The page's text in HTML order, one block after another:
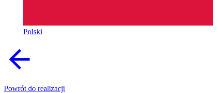
Polski
Powrót do realizacji